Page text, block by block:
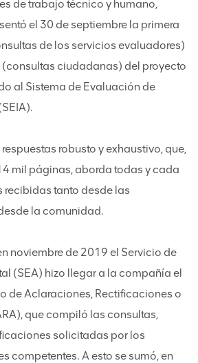
de trabajo técnico y humano,
el 30 de septiembre la primera
de los servicios evaluadores)
ciudadanas) del proyecto
al Sistema de Evaluación de
robusto y exhaustivo, que,
mil páginas, aborda todas y cada
recibidas tanto desde las
la comunidad.
noviembre de 2019 el Servicio de
(SEA) hizo llegar a la compañía el
de Aclaraciones, Rectificaciones o
que compiló las consultas,
solicitadas por los
competentes. A esto se sumó, en